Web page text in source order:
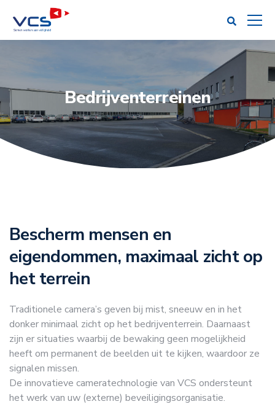
Bedrijventerreinen
Bescherm mensen en
eigendommen, maximaal zicht op
het terrein
Traditionele camera’s geven bij mist, sneeuw en in het
donker minimaal zicht op het bedrijventerrein. Daarnaast
zijn er situaties waarbij de bewaking geen mogelijkheid
heeft om permanent de beelden uit te kijken, waardoor ze
signalen missen.
De innovatieve cameratechnologie van VCS ondersteunt
het werk van uw (externe) beveiligingsorganisatie.